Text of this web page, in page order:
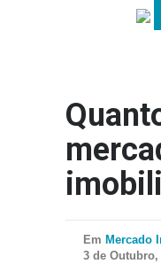
Em Mercado
3 de Outubro,